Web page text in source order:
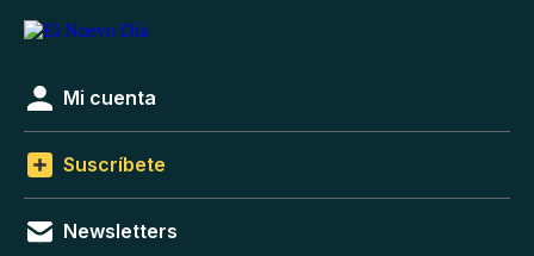
Mi cuenta
Suscríbete
Newsletters